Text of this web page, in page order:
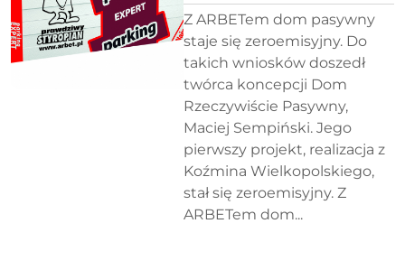
Z ARBETem dom pasywny
staje się zeroemisyjny. Do
takich wniosków doszedł
twórca koncepcji Dom
Rzeczywiście Pasywny,
Maciej Sempiński. Jego
pierwszy projekt, realizacja z
Koźmina Wielkopolskiego,
stał się zeroemisyjny. Z
ARBETem dom...